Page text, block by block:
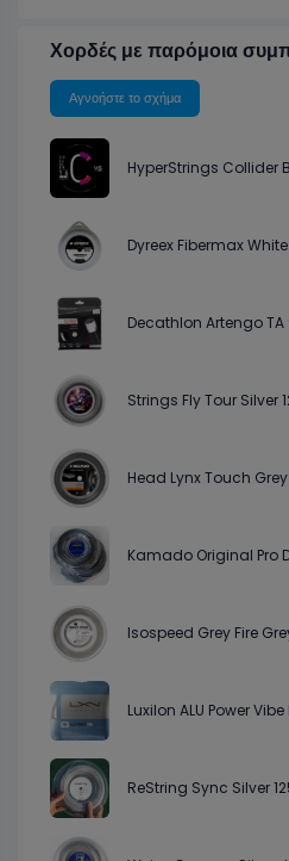
Χορδές με παρόμοια
Αγνοήστε το σχήμα
HyperStrings Collider
Dyreex Fibermax White
Decathlon Artengo
Strings Fly Tour Silver
Head Lynx Touch Grey
Kamado Original Pro
Isospeed Grey Fire
Luxilon ALU Power
ReString Sync Silver